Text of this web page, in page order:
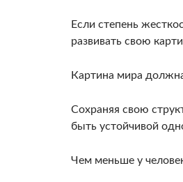
Если степень
развивать свою
Картина мира
Сохраняя свою
быть устойчивой
Чем меньше у